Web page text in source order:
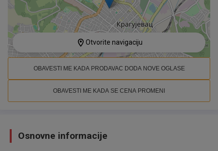
Otvorite navigaciju
OBAVESTI ME KADA PRODAVAC DODA NOVE OGLASE
OBAVESTI ME KADA SE CENA PROMENI
Osnovne informacije